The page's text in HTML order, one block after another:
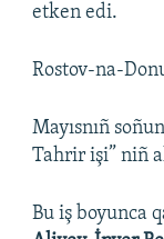
etken edi.
Rostov-na-
Mayısnıñ
Tahrir işi” niñ
Bu iş boyunca